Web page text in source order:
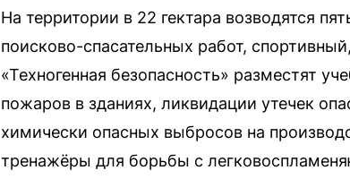
На территории в 22 гектара возводятся
поисково-спасательных работ,
«Техногенная безопасность» разместят
пожаров в зданиях, ликвидации утечек
химически опасных выбросов на
тренажёры для борьбы с